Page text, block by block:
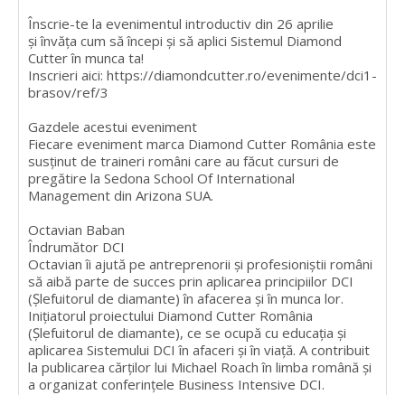
Înscrie-te la evenimentul introductiv din 26 aprilie
și învăța cum să începi și să aplici Sistemul Diamond
Cutter în munca ta!
Inscrieri aici: https://diamondcutter.ro/evenimente/dci1-
brasov/ref/3
Gazdele acestui eveniment
Fiecare eveniment marca Diamond Cutter România este
susținut de traineri români care au făcut cursuri de
pregătire la Sedona School Of International
Management din Arizona SUA.
Octavian Baban
Îndrumător DCI
Octavian îi ajută pe antreprenorii și profesioniștii români
să aibă parte de succes prin aplicarea principiilor DCI
(Șlefuitorul de diamante) în afacerea și în munca lor.
Inițiatorul proiectului Diamond Cutter România
(Șlefuitorul de diamante), ce se ocupă cu educația și
aplicarea Sistemului DCI în afaceri și în viață. A contribuit
la publicarea cărților lui Michael Roach în limba română și
a organizat conferințele Business Intensive DCI.